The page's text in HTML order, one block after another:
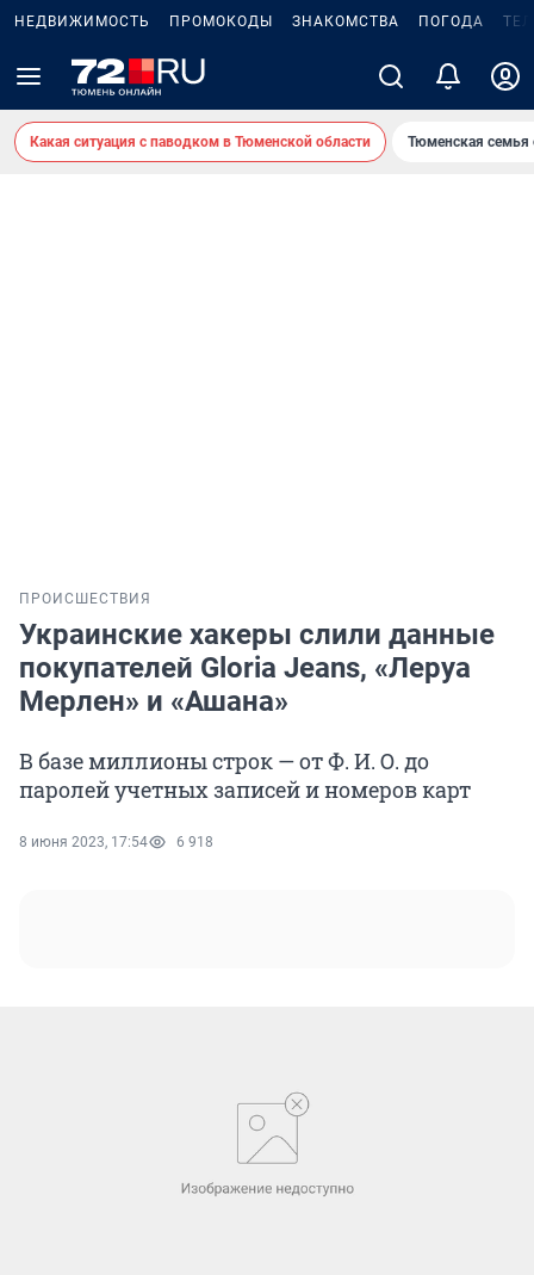
НЕДВИЖИМОСТЬ ПРОМОКОДЫ ЗНАКОМСТВА ПОГОДА
Какая ситуация с паводком в Тюменской области Тюменская семья
ПРОИСШЕСТВИЯ
Украинские хакеры слили данные
покупателей Gloria Jeans, «Леруа
Мерлен» и «Ашана»
В базе миллионы строк — от Ф. И. О. до
паролей учетных записей и номеров карт
8 июня 2023, 17:54 6 918